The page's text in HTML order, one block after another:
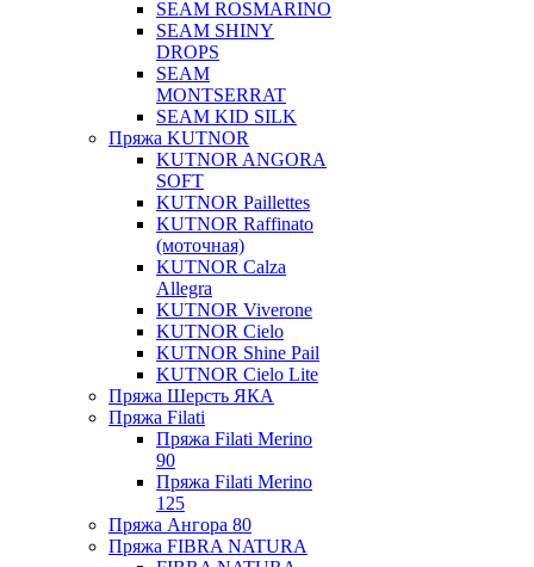
SEAM ROSMARINO
SEAM SHINY
DROPS
SEAM
MONTSERRAT
SEAM KID SILK
Пряжа KUTNOR
KUTNOR ANGORA
SOFT
KUTNOR Paillettes
KUTNOR Raffinato
(моточная)
KUTNOR Calza
Allegra
KUTNOR Viverone
KUTNOR Cielo
KUTNOR Shine Pail
KUTNOR Cielo Lite
Пряжа Шерсть ЯКА
Пряжа Filati
Пряжа Filati Merino
90
Пряжа Filati Merino
125
Пряжа Ангора 80
Пряжа FIBRA NATURA